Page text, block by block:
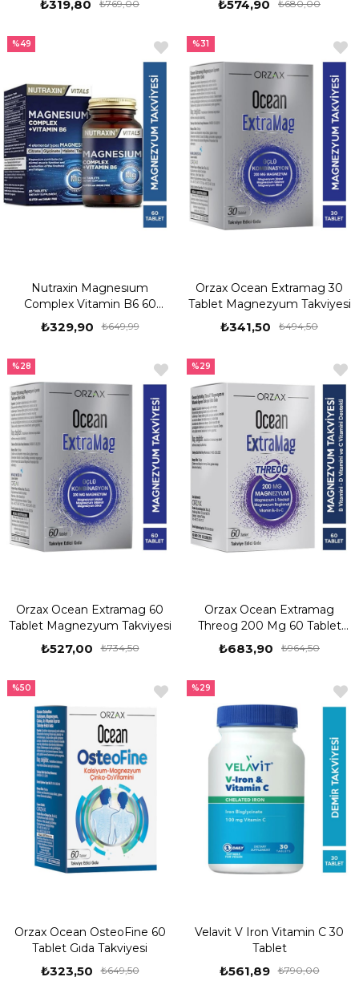
₺319,80 ₺769,00 ₺574,90 ₺680,00
Nutraxin Magnesıum
Complex Vitamin B6 60
Tablet
₺329,90 ₺649,99
%49
Orzax Ocean Extramag 30
Tablet Magnezyum Takviyesi
₺341,50 ₺494,50
%31
Orzax Ocean Extramag 60
Tablet Magnezyum Takviyesi
₺527,00 ₺734,50
%28
Orzax Ocean Extramag
Threog 200 Mg 60 Tablet
Magnezyum Takviyesi
₺683,90 ₺964,50
%29
Orzax Ocean OsteoFine 60
Tablet Gıda Takviyesi
₺323,50 ₺649,50
%50
Velavit V Iron Vitamin C 30
Tablet
₺561,89 ₺790,00
%29